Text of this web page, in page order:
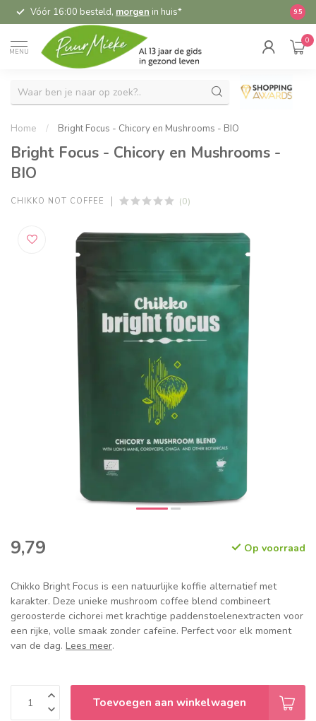
Vóór 16:00 besteld, morgen in huis* 9.5
MENU
0
Home / Bright Focus - Chicory en Mushrooms - BIO
Bright Focus - Chicory en Mushrooms -
BIO
CHIKKO NOT COFFEE (0)
9,79 Op voorraad
Chikko Bright Focus is een natuurlijke koffie alternatief met
karakter. Deze unieke mushroom coffee blend combineert
geroosterde cichorei met krachtige paddenstoelenextracten voor
een rijke, volle smaak zonder cafeïne. Perfect voor elk moment
van de dag. Lees meer.
Toevoegen aan winkelwagen